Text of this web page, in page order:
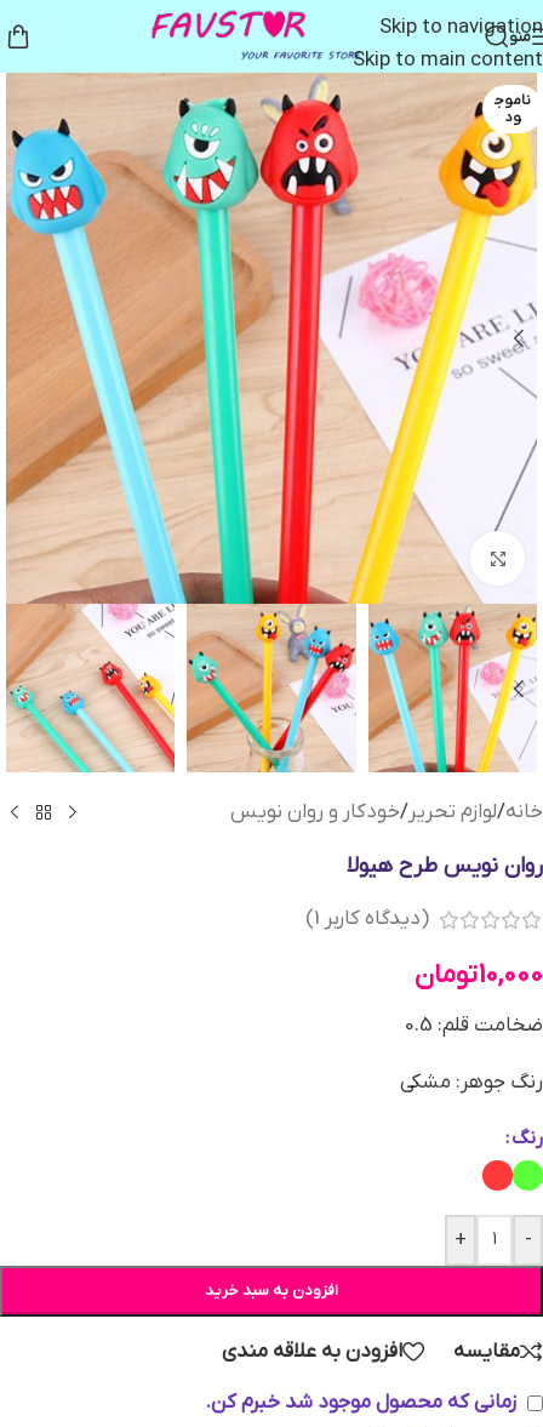
Skip to navigation
Skip to main content
منو
ناموج
ود
بزرگنمایی تصویر
خانه/لوازم تحریر/خودکار و روان نویس
روان نویس طرح هیولا
(دیدگاه کاربر 1
)
10,000تومان
ضخامت قلم: 0.5
رنگ جوهر: مشکی
رنگ
-
+
افزودن به سبد خرید
مقایسه
افزودن به علاقه مندی
زمانی که محصول موجود شد خبرم کن.